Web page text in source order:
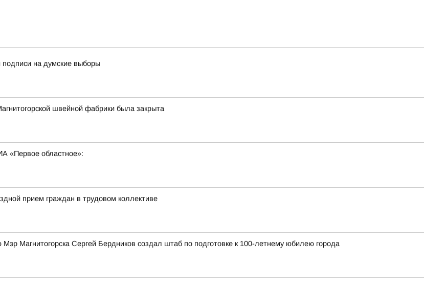
на думские выборы
швейной фабрики была закрыта
«Первое областное»:
прием граждан в трудовом коллективе
Магнитогорска Сергей Бердников создал штаб по подготовке к 100-летнему юбилею города